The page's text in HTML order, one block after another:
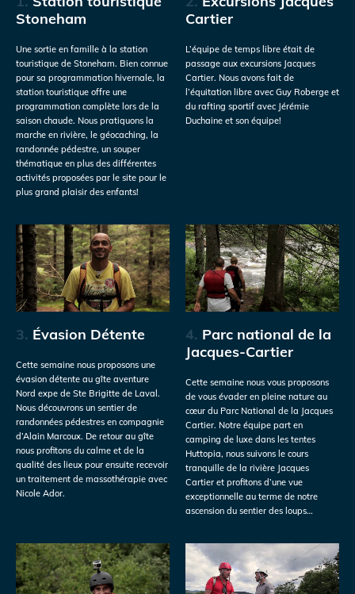
Stoneham
Une sortie en famille à la station
touristique de Stoneham. Bien connue
pour sa programmation hivernale, la
station touristique offre une
programmation complète lors de la
saison chaude. Nous pratiquons la
marche en rivière, le géocaching, la
randonnée pédestre, un souper
thématique en plus des différentes
activités proposées par le site pour le
plus grand plaisir des enfants!
Cartier
L’équipe de temps libre était de
passage aux excursions Jacques
Cartier. Nous avons fait de
l’équitation libre avec Guy Roberge et
du rafting sportif avec Jérémie
Duchaine et son équipe!
3. Évasion Détente
Cette semaine nous proposons une
évasion détente au gîte aventure
Nord expe de Ste Brigitte de Laval.
Nous découvrons un sentier de
randonnées pédestres en compagnie
d’Alain Marcoux. De retour au gîte
nous profitons du calme et de la
qualité des lieux pour ensuite recevoir
un traitement de massothérapie avec
Nicole Ador.
4. Parc national de la
Jacques-Cartier
Cette semaine nous vous proposons
de vous évader en pleine nature au
cœur du Parc National de la Jacques
Cartier. Notre équipe part en
camping de luxe dans les tentes
Huttopia, nous suivons le cours
tranquille de la rivière Jacques
Cartier et profitons d’une vue
exceptionnelle au terme de notre
ascension du sentier des loups…